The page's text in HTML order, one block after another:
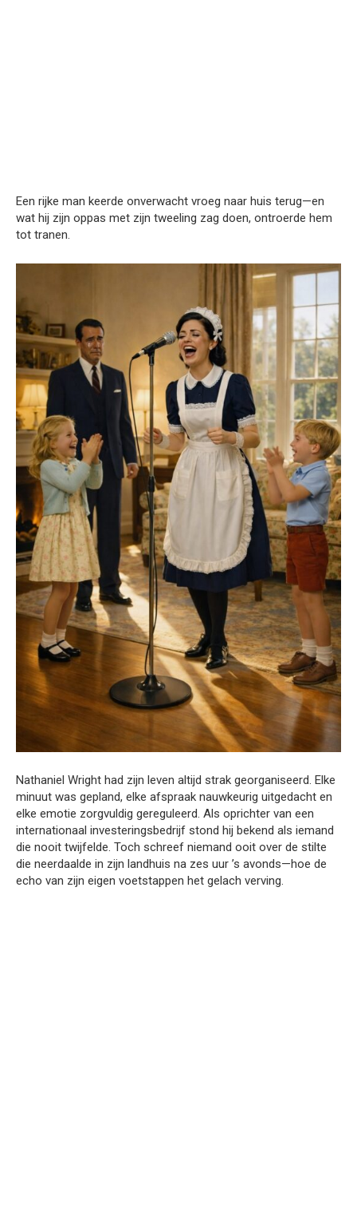
Een rijke man keerde onverwacht vroeg naar huis terug—en
wat hij zijn oppas met zijn tweeling zag doen, ontroerde hem
tot tranen.
Nathaniel Wright had zijn leven altijd strak georganiseerd. Elke
minuut was gepland, elke afspraak nauwkeurig uitgedacht en
elke emotie zorgvuldig gereguleerd. Als oprichter van een
internationaal investeringsbedrijf stond hij bekend als iemand
die nooit twijfelde. Toch schreef niemand ooit over de stilte
die neerdaalde in zijn landhuis na zes uur ’s avonds—hoe de
echo van zijn eigen voetstappen het gelach verving.